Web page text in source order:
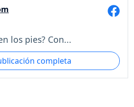
los pies? Con...
completa